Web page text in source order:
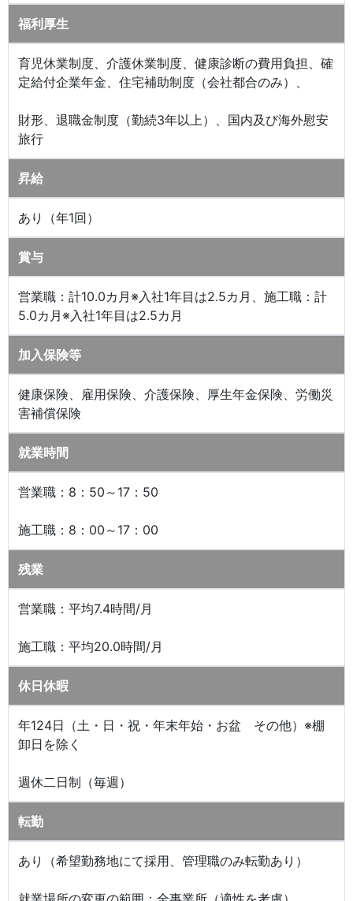
福利厚生
育児休業制度、介護休業制度、健康診断の費用負担、確
定給付企業年金、住宅補助制度（会社都合のみ）、
財形、退職金制度（勤続3年以上）、国内及び海外慰安
旅行
昇給
あり（年1回）
賞与
営業職：計10.0カ月※入社1年目は2.5カ月、施工職：計
5.0カ月※入社1年目は2.5カ月
加入保険等
健康保険、雇用保険、介護保険、厚生年金保険、労働災
害補償保険
就業時間
営業職：8：50～17：50
施工職：8：00～17：00
残業
営業職：平均7.4時間/月
施工職：平均20.0時間/月
休日休暇
年124日（土・日・祝・年末年始・お盆 その他）※棚
卸日を除く
週休二日制（毎週）
転勤
あり（希望勤務地にて採用、管理職のみ転勤あり）